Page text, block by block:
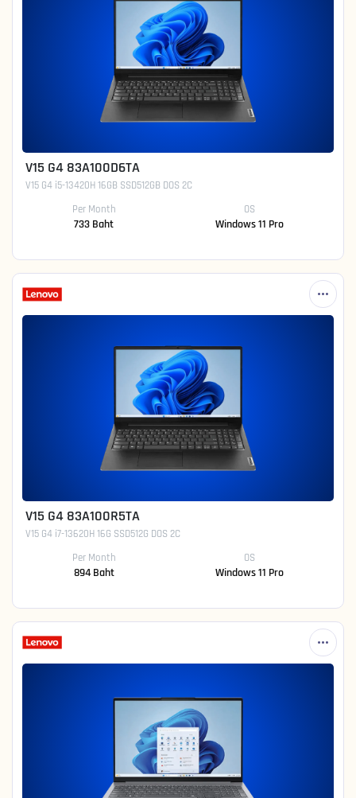
V15 G4 83A100D6TA
V15 G4 i5-13420H 16GB SSD512GB DOS 2C
Per Month
733 Baht
OS
Windows 11 Pro
V15 G4 83A100R5TA
V15 G4 i7-13620H 16G SSD512G DOS 2C
Per Month
894 Baht
OS
Windows 11 Pro